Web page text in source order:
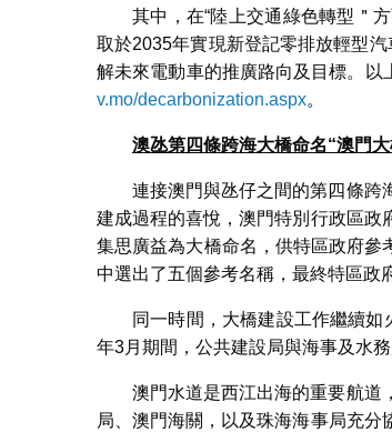
其中，在“陸上交通綠色轉型＂
取於2035年實現新登記零排放輕型
解未來電動車的推廣路向及目標。以
v.mo/decarbonization.aspx。
澳氹第四條跨海大橋命名“澳門大
連接澳門與氹仔之間的第四條跨
建成過程的喜悅，澳門特別行政區政
集思廣益為大橋命名，供特區政府
中選出了五個參考名稱，最終特區政
同一時間，大橋建設工作繼續
年3月期間，公共建設局與海事及水
澳門水道是西江出海的重要航道
局、澳門海關，以及珠海海事局充